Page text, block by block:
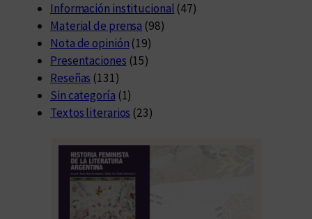
Información institucional (47)
Material de prensa (98)
Nota de opinión (19)
Presentaciones (15)
Reseñas (131)
Sin categoría (1)
Textos literarios (23)